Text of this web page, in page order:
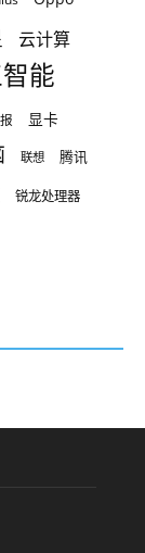
云计算
能
显卡
联想 腾讯
锐龙处理器